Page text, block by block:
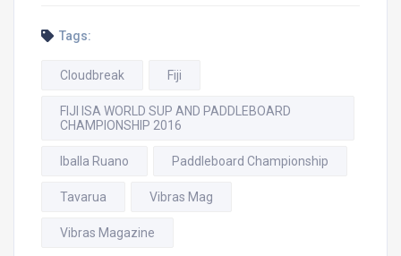
Tags:
Cloudbreak Fiji
FIJI ISA WORLD SUP AND PADDLEBOARD
CHAMPIONSHIP 2016
Iballa Ruano Paddleboard Championship
Tavarua Vibras Mag
Vibras Magazine